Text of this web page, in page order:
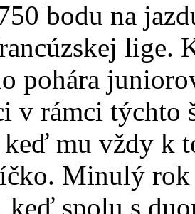
bodu na
lige.
pohára
v rámci týchto
mu vždy k
Minulý
spolu s